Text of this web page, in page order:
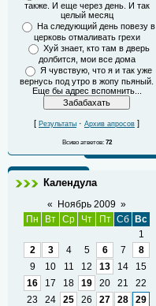
также. И еще через день. И так
целый месяц
На следующий день повезу в
церковь отмаливать грехи
Хуй знает, кто там в дверь
долбится, мои все дома
Я чувствую, что я и так уже
вернусь под утро в жопу пьяный.
Еще бы адрес вспомнить...
[ Результаты · Архив апросов ]
Всиво атветов: 72
Календула
« Ноябрь 2009 »
Пн
Вт Ср Чт Пт Сб
Вс
1
2
3 4 5 6 7
8
9
10 11 12 13 14
15
16
17 18 19 20 21
22
23
24 25 26 27 28
29